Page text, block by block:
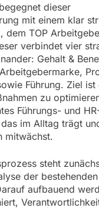
dieser
mit einem klar
dem TOP
verbindet vier
Gehalt &
Führung. Ziel ist
zu
Führungs- und
im Alltag trägt
mitwächst.
steht
der bestehenden
aufbauend